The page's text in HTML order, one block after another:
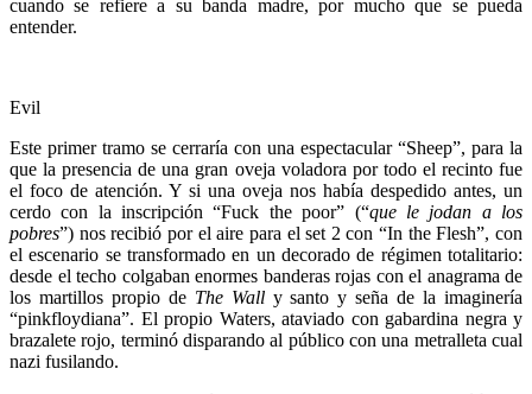
cuando se refiere a su banda madre, por mucho que se pueda
entender.
Evil
Este primer tramo se cerraría con una espectacular “Sheep”, para la
que la presencia de una gran oveja voladora por todo el recinto fue
el foco de atención. Y si una oveja nos había despedido antes, un
cerdo con la inscripción “Fuck the poor” (“que le jodan a los
pobres”) nos recibió por el aire para el set 2 con “In the Flesh”, con
el escenario se transformado en un decorado de régimen totalitario:
desde el techo colgaban enormes banderas rojas con el anagrama de
los martillos propio de The Wall y santo y seña de la imaginería
“pinkfloydiana”. El propio Waters, ataviado con gabardina negra y
brazalete rojo, terminó disparando al público con una metralleta cual
nazi fusilando.